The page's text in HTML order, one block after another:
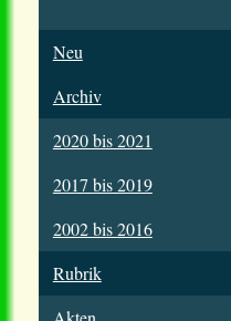
Neu
Archiv
2020 bis 2021
2017 bis 2019
2002 bis 2016
Rubrik